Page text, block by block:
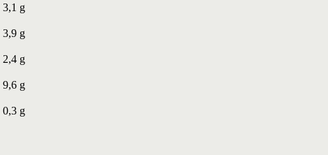
3,1 g
3,9 g
2,4 g
9,6 g
0,3 g